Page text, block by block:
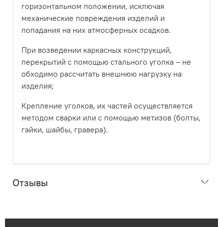
горизонтальном положении, исключая
механические повреждения изделий и
попадания на них атмосферных осадков.
При возведении каркасных конструкций,
перекрытий с помощью стального уголка – не
обходимо рассчитать внешнюю нагрузку на
изделия;
Крепление уголков, их частей осуществляется
методом сварки или с помощью метизов (болты,
гайки, шайбы, гравера).
Отзывы